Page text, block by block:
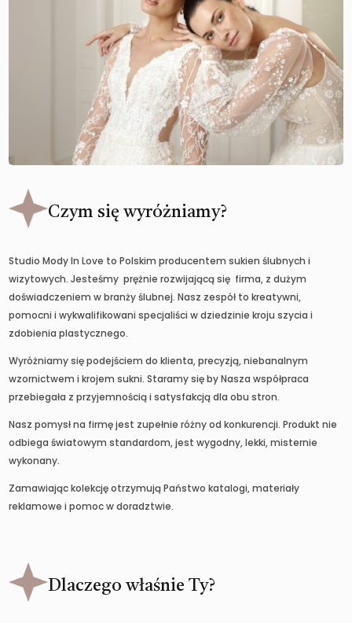
Czym się wyróżniamy?
Studio Mody In Love to Polskim producentem sukien ślubnych i
wizytowych. Jesteśmy prężnie rozwijającą się firma, z dużym
doświadczeniem w branży ślubnej. Nasz zespół to kreatywni,
pomocni i wykwalifikowani specjaliści w dziedzinie kroju szycia i
zdobienia plastycznego.
Wyróżniamy się podejściem do klienta, precyzją, niebanalnym
wzornictwem i krojem sukni. Staramy się by Nasza współpraca
przebiegała z przyjemnością i satysfakcją dla obu stron.
Nasz pomysł na firmę jest zupełnie różny od konkurencji. Produkt nie
odbiega światowym standardom, jest wygodny, lekki, misternie
wykonany.
Zamawiając kolekcję otrzymują Państwo katalogi, materiały
reklamowe i pomoc w doradztwie.
Dlaczego właśnie Ty?